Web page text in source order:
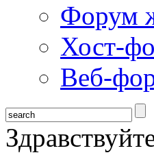
Форум
Хост-
Веб-